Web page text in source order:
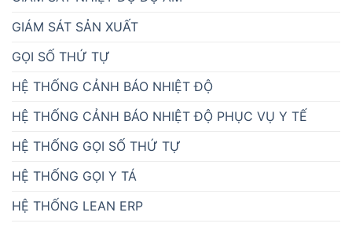
GIÁM SÁT SẢN XUẤT
GỌI SỐ THỨ TỰ
HỆ THỐNG CẢNH BÁO NHIỆT ĐỘ
HỆ THỐNG CẢNH BÁO NHIỆT ĐỘ PHỤC VỤ Y TẾ
HỆ THỐNG GỌI SỐ THỨ TỰ
HỆ THỐNG GỌI Y TÁ
HỆ THỐNG LEAN ERP